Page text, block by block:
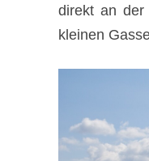
direkt an der
kleinen